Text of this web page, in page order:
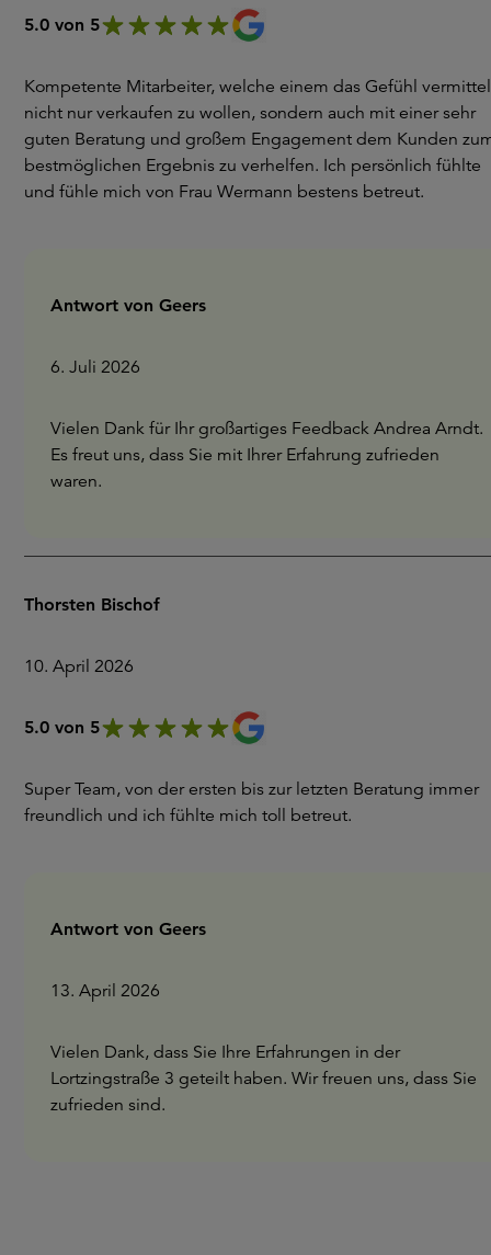
5.0 von 5
Kompetente Mitarbeiter, welche einem das Gefühl
nicht nur verkaufen zu wollen, sondern auch mit einer sehr
guten Beratung und großem Engagement dem Kunden
bestmöglichen Ergebnis zu verhelfen. Ich persönlich fühlte
und fühle mich von Frau Wermann bestens betreut.
Antwort von Geers
6. Juli 2026
Vielen Dank für Ihr großartiges Feedback Andrea Arndt.
Es freut uns, dass Sie mit Ihrer Erfahrung zufrieden
waren.
Thorsten Bischof
10. April 2026
5.0 von 5
Super Team, von der ersten bis zur letzten Beratung immer
freundlich und ich fühlte mich toll betreut.
Antwort von Geers
13. April 2026
Vielen Dank, dass Sie Ihre Erfahrungen in der
Lortzingstraße 3 geteilt haben. Wir freuen uns, dass Sie
zufrieden sind.